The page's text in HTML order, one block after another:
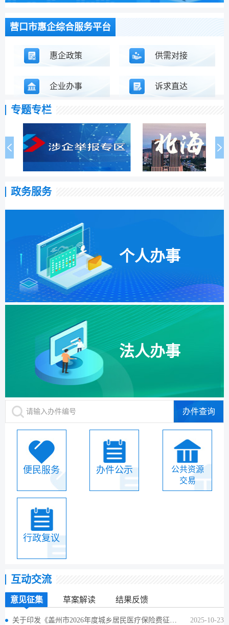
营口市惠企综合服务平台
惠企政策 供需对接
企业办事 诉求直达
专题专栏
政务服务
个人办事
公共安全
知识产权
文化体育
法人办事
医疗卫生
安全生产 文体教育
档案文物
请输入办件编号 办件查询
便民服务 办件公示
公共资源
交易
行政复议
互动交流
意见征集 草案解读 结果反馈
关于印发《盖州市2026年度城乡居民医疗保险费征缴工作实施方案》的意见征求公告 2025-10-23